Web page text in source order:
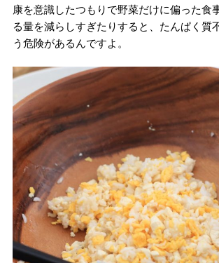
康を意識したつもりで野菜だけに偏った食
る量を減らしすぎたりすると、たんぱく質
う危険があるんですよ。